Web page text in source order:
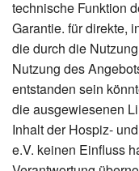
technische Funktion
Garantie. für direkte,
die durch die
Nutzung des
entstanden sein
die ausgewiesenen
Inhalt der Hospiz-
e.V. keinen Einfluss